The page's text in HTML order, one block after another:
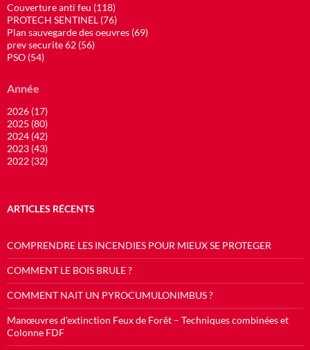
Couverture anti feu (118)
PROTECH SENTINEL (76)
Plan sauvegarde des oeuvres (69)
prev securite 62 (56)
PSO (54)
Année
2026 (17)
2025 (80)
2024 (42)
2023 (43)
2022 (32)
ARTICLES RÉCENTS
COMPRENDRE LES INCENDIES POUR MIEUX SE PROTEGER
COMMENT LE BOIS BRULE ?
COMMENT NAIT UN PYROCUMULONIMBUS ?
Manœuvres d’extinction Feux de Forêt – Techniques combinées et
Colonne FDF